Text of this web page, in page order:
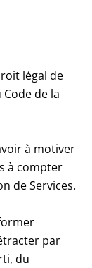
légal de
de la
à motiver
à compter
de Services.
par
du